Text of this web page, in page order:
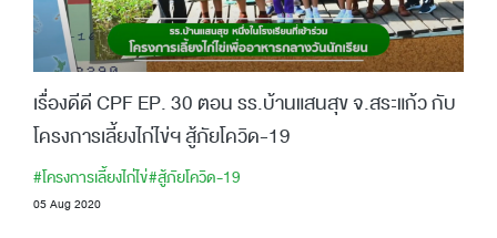
เรื่องดีดี CPF EP. 30 ตอน รร.บ้านแสนสุข จ.สระแก้ว กับ
โครงการเลี้ยงไก่ไข่ฯ สู้ภัยโควิด-19
#โครงการเลี้ยงไก่ไข่#สู้ภัยโควิด-19
05 Aug 2020